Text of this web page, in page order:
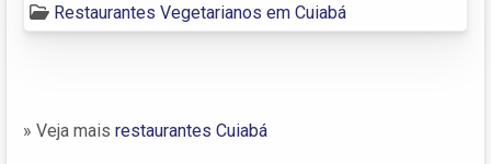
Restaurantes Vegetarianos em Cuiabá
» Veja mais restaurantes Cuiabá